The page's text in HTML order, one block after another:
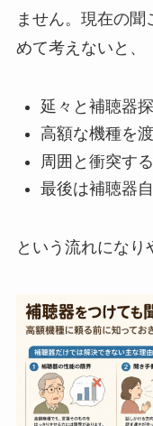
ません。現在の
めて考えないと、
延々と補聴器
高額な機種を
周囲と衝突する
最後は補聴器
という流れになり